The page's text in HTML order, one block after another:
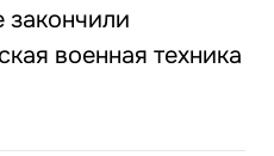
военная техника